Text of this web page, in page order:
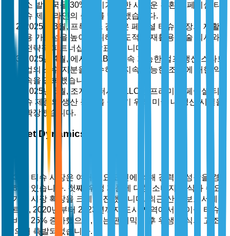
소 발자국을 30% 줄이기 위한 새로운 친환경 페이셜 티
슈 제품 라인의 출시를 발표했습니다.
2025년 3월, 프록터 & 갬블은 페이셜 티슈 포장의 재활
용 가능성을 높이기 위해 선도적인 재활용 기술 회사와
전략적 파트너십을 발표했습니다.
2025년 4월, 에시티 AB는 지속 가능한 펄프 생산 스타트
업의 소수 지분을 인수하여 지속 가능한 조달에 대한 약
속을 강화했습니다.
2025년 6월, 조지아-퍼시픽 LLC는 프리미엄 페이셜 티
슈 제품의 생산 능력을 늘리기 위해 미국 내 생산 시설을
확장했습니다.
Market Dynamics
페이셜 티슈 시장은 여러 주요 요인에 의해 강력한 성장을 경
험하고 있습니다. 첫째, 위생 제품에 대한 소비자 인식과 수요
증가가 시장 확장을 크게 촉진했습니다. 최근 산업 보고서에
따르면, 2020년부터 2023년까지 도시 지역에서 페이셜 티슈
소비가 25% 증가했으며, 이는 팬데믹 이후 위생 의식의 고조
에 의해 촉발되었습니다.